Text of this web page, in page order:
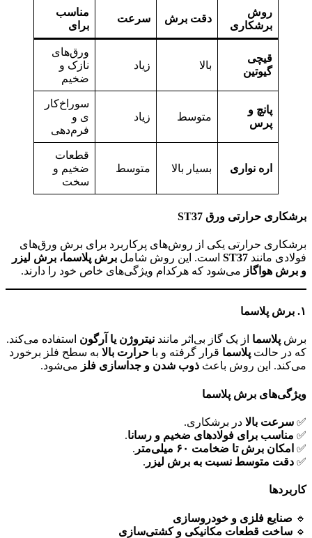
روش
برشکاری
دقت برش سرعت
مناسب
برای
قیچی
گیوتین
بالا زیاد
ورق‌های
نازک و
ضخیم
پانچ و
پرس
متوسط زیاد
سوراخ‌کار
ی و
فرم‌دهی
اره نواری بسیار بالا متوسط
قطعات
ضخیم و
سخت
برشکاری حرارتی ورق
برشکاری حرارتی یکی از روش‌های پرکاربرد برای برش ورق‌های
فولادی مانند ST37 است. این روش شامل برش پلاسما، برش لیزر
و برش هواگاز می‌شود که هرکدام ویژگی‌های خاص خود را دارند.
۱. برش پلاسما
برش پلاسما از یک گاز بی‌اثر مانند نیتروژن یا آرگون استفاده می‌کند.
که در حالت پلاسما قرار گرفته و با حرارت بالا به سطح فلز برخورد
می‌کند. این روش باعث ذوب شدن و جداسازی فلز می‌شود.
ویژگی‌های برش پلاسما
✅ سرعت بالا در برشکاری.
✅ مناسب برای فولادهای ضخیم و رسانا.
✅ امکان برش تا ضخامت ۶۰ میلی‌متر
.
✅ دقت متوسط نسبت به برش لیزر .
کاربردها
🔹 صنایع فلزی و خودروسازی
🔹 ساخت قطعات مکانیکی و کشتی‌سازی